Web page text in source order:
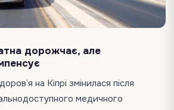
дорожчає, але
на Кіпрі змінилася після
медичного